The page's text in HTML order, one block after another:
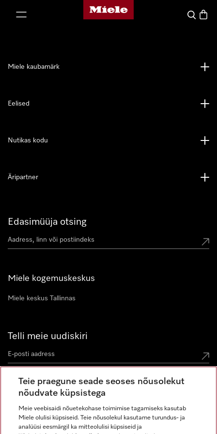
Miele avaleht
Search
Edasimüüja otsing
Miele kogemuskeskus
Miele keskus Tallinnas
Telli meie uudiskiri
Miele kaubamärk
Eelised
Nutikas kodu
Äripartner
Miele Instagramis
Miele Facebookis
Miele Youtube'is
Teie praegune seade seoses nõusolekut
nõudvate küpsistega
Meie veebisaidi nõuetekohase toimimise tagamiseks kasutab
Miele olulisi küpsiseid. Teie nõusolekul kasutame turundus- ja
analüüsi eesmärgil ka mitteolulisi küpsiseid ja